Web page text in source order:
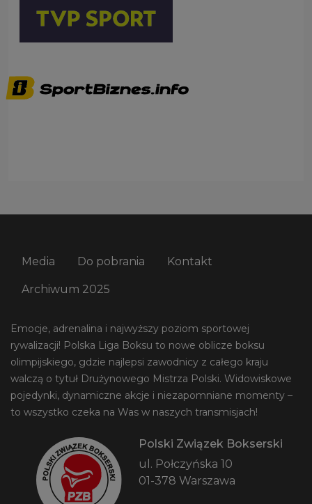
Media Do pobrania Kontakt
Archiwum 2025
Emocje, adrenalina i najwyższy poziom sportowej
rywalizacji! Polska Liga Boksu to nowe oblicze boksu
olimpijskiego, gdzie najlepsi zawodnicy z całego kraju
walczą o tytuł Drużynowego Mistrza Polski. Widowiskowe
pojedynki, dynamiczne akcje i niezapomniane momenty –
to wszystko czeka na Was w naszych transmisjach!
Polski Związek Bokserski
ul. Połczyńska 10
01-378 Warszawa